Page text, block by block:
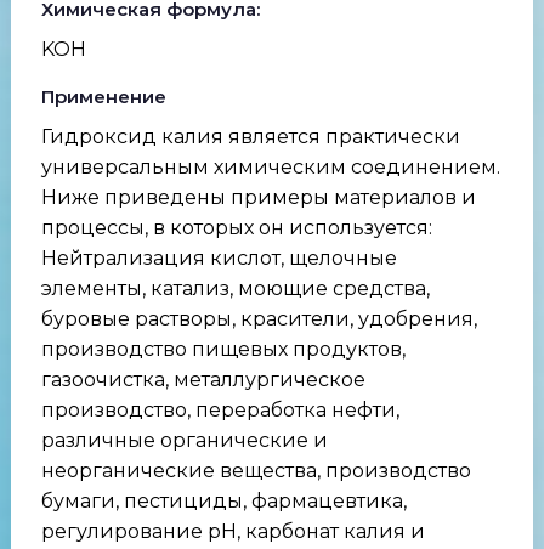
Химическая формула:
KOH
Применение
Гидроксид калия является практически
универсальным химическим соединением.
Ниже приведены примеры материалов и
процессы, в которых он используется:
Нейтрализация кислот, щелочные
элементы, катализ, моющие средства,
буровые растворы, красители, удобрения,
производство пищевых продуктов,
газоочистка, металлургическое
производство, переработка нефти,
различные органические и
неорганические вещества, производство
бумаги, пестициды, фармацевтика,
регулирование pH, карбонат калия и